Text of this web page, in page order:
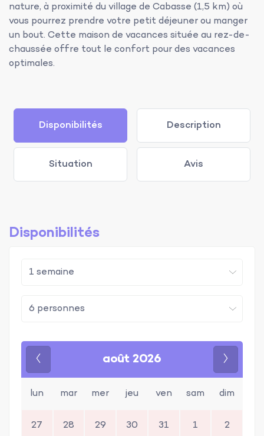
nature, à proximité du village de Cabasse (1,5 km) où
vous pourrez prendre votre petit déjeuner ou manger
un bout. Cette maison de vacances située au rez-de-
chaussée offre tout le confort pour des vacances
optimales.
Disponibilités Description
Situation Avis
Disponibilités
août 2026
lun mar mer jeu ven sam dim
27 28 29 30 31 1 2